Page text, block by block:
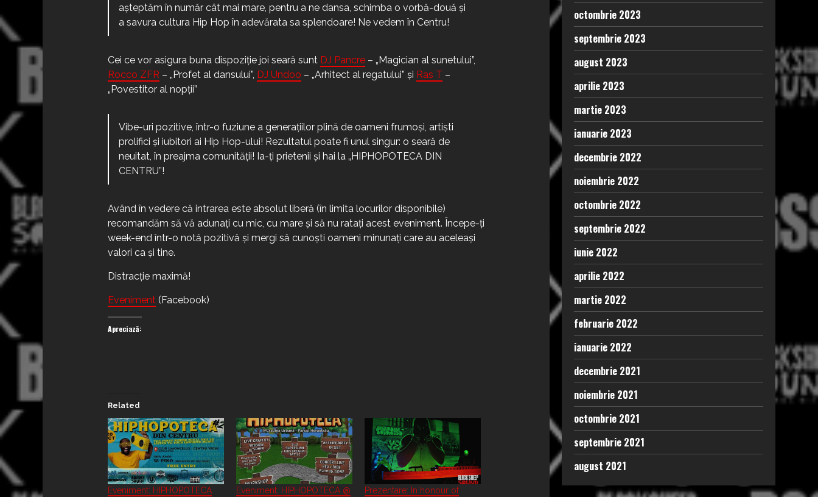
așteptăm în număr cât mai mare, pentru a ne dansa, schimba o vorbă-două și
a savura cultura Hip Hop în adevărata sa splendoare! Ne vedem în Centru!
Cei ce vor asigura buna dispoziție joi seară sunt DJ Pancre– „Magician al sunetului”,
Rocco ZFR – „Profet al dansului”, DJ Undoo – „Arhitect al regatului” și Ras T –
„Povestitor al nopții”
Vibe-uri pozitive, într-o fuziune a generațiilor plină de oameni frumoși, artiști
prolifici și iubitori ai Hip Hop-ului! Rezultatul poate fi unul singur: o seară de
neuitat, în preajma comunității! Ia-ți prietenii și hai la „HIPHOPOTECA DIN
CENTRU”!
Având în vedere că intrarea este absolut liberă (în limita locurilor disponibile)
recomandăm să vă adunați cu mic, cu mare și să nu ratați acest eveniment. Începe-ți
week-end într-o notă pozitivă și mergi să cunoști oameni minunați care au aceleași
valori ca și tine.
Distracție maximă!
Eveniment(Facebook)
Apreciază:
Related
Eveniment: HIPHOPOTECA
Eveniment: HIPHOPOTECA @
Prezentare: In honour of
octombrie 2023
septembrie 2023
august 2023
aprilie 2023
martie 2023
ianuarie 2023
decembrie 2022
noiembrie 2022
octombrie 2022
septembrie 2022
iunie 2022
aprilie 2022
martie 2022
februarie 2022
ianuarie 2022
decembrie 2021
noiembrie 2021
octombrie 2021
septembrie 2021
august 2021